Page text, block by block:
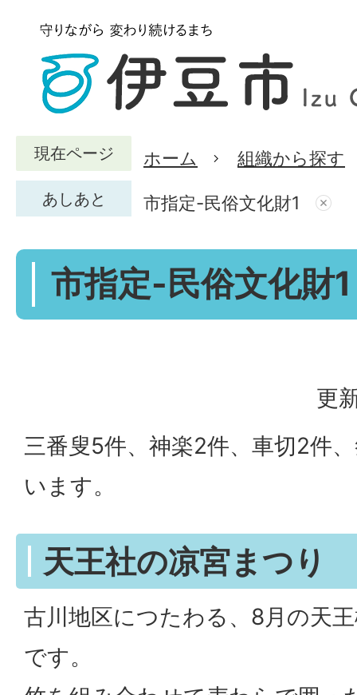
現在ページ ホーム 組織から探す
あしあと 市指定-民俗文化財1
市指定-民俗文化財1
更
三番叟5件、神楽2件、車切2件
います。
天王社の凉宮まつり
古川地区につたわる、8月の天
です。